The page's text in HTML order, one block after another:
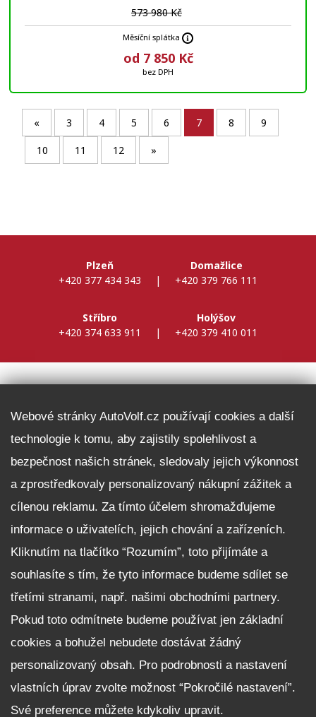
573 980 Kč
Měsíční splátka
od 7 850 Kč
bez DPH
« 3 4 5 6 7 8 9
10 11 12 »
Plzeň
+420 377 434 343
|
Domažlice
+420 379 766 111
Stříbro
+420 374 633 911
|
Holýšov
+420 379 410 011
Fleet program Škoda
Nabídka zaměstnání
Facebook
Reklamační řád
Zásady zpracování osobních údajů pro zákazníky
Upozornění pro věřitele a společníky na jejich práva
Nastavení cookies
NEZÁVAZNĚ POPTAT VŮZ
Webové stránky AutoVolf.cz používají cookies a další
technologie k tomu, aby zajistily spolehlivost a
bezpečnost našich stránek, sledovaly jejich výkonnost
a zprostředkovaly personalizovaný nákupní zážitek a
cílenou reklamu. Za tímto účelem shromažďujeme
informace o uživatelích, jejich chování a zařízeních.
Kliknutím na tlačítko “Rozumím”, toto přijímáte a
souhlasíte s tím, že tyto informace budeme sdílet se
třetími stranami, např. našimi obchodními partnery.
Pokud toto odmítnete budeme používat jen základní
cookies a bohužel nebudete dostávat žádný
personalizovaný obsah. Pro podrobnosti a nastavení
vlastních úprav zvolte možnost “Pokročilé nastavení”.
Své preference můžete kdykoliv upravit.